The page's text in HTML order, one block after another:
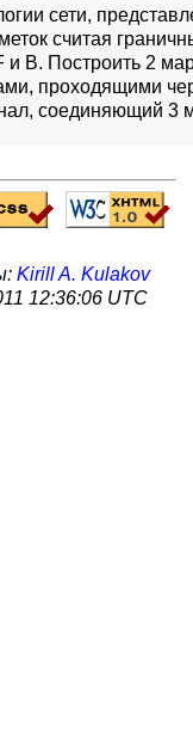
сети,
считая
и B. Построить 2
проходящими
соединяющий 3
Kirill A. Kulakov
12:36:06 UTC